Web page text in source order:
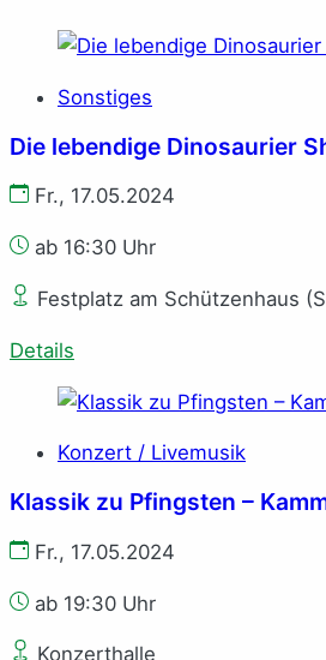
Sonstiges
Die lebendige Dinosaurier
Fr., 17.05.2024
ab 16:30 Uhr
Festplatz am Schützenhaus
Details
Konzert / Livemusik
Klassik zu Pfingsten –
Fr., 17.05.2024
ab 19:30 Uhr
Konzerthalle